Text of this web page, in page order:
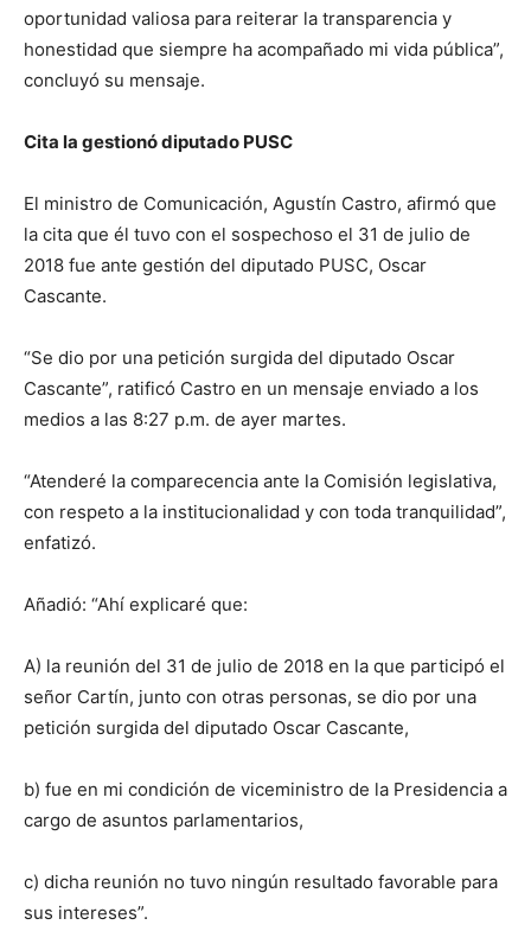
oportunidad valiosa para reiterar la transparencia y
honestidad que siempre ha acompañado mi vida pública”,
concluyó su mensaje.
Cita la gestionó diputado PUSC
El ministro de Comunicación, Agustín Castro, afirmó que
la cita que él tuvo con el sospechoso el 31 de julio de
2018 fue ante gestión del diputado PUSC, Oscar
Cascante.
“Se dio por una petición surgida del diputado Oscar
Cascante”, ratificó Castro en un mensaje enviado a los
medios a las 8:27 p.m. de ayer martes.
“Atenderé la comparecencia ante la Comisión legislativa,
con respeto a la institucionalidad y con toda tranquilidad”,
enfatizó.
Añadió: “Ahí explicaré que:
A) la reunión del 31 de julio de 2018 en la que participó el
señor Cartín, junto con otras personas, se dio por una
petición surgida del diputado Oscar Cascante,
b) fue en mi condición de viceministro de la Presidencia a
cargo de asuntos parlamentarios,
c) dicha reunión no tuvo ningún resultado favorable para
sus intereses”.